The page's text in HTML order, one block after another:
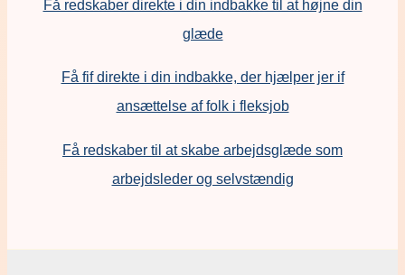
Få redskaber direkte i din indbakke til at højne din
glæde
Få fif direkte i din indbakke, der hjælper jer if
ansættelse af folk i fleksjob
Få redskaber til at skabe arbejdsglæde som
arbejdsleder og selvstændig